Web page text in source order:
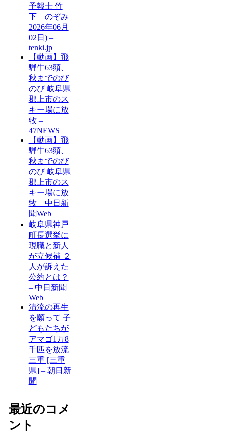
予報士 竹
下 のぞみ
2026年06月
02日) –
tenki.jp
【動画】飛
騨牛63頭、
秋までのび
のび 岐阜県
郡上市のス
キー場に放
牧 –
47NEWS
【動画】飛
騨牛63頭、
秋までのび
のび 岐阜県
郡上市のス
キー場に放
牧 – 中日新
聞Web
岐阜県神戸
町長選挙に
現職と新人
が立候補 ２
人が訴えた
公約とは？
– 中日新聞
Web
清流の再生
を願って 子
どもたちが
アマゴ1万8
千匹を放流
三重 [三重
県] – 朝日新
聞
最近のコメ
ント